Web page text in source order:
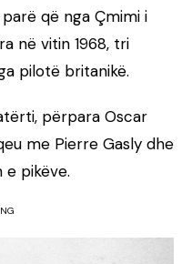
që nga Çmimi i
në vitin 1968, tri
pilotë britanikë.
përpara Oscar
me Pierre Gasly dhe
e pikëve.